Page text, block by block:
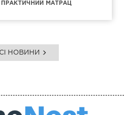
ПРАКТИЧНИЙ МАТРАЦ
НОВИНИ